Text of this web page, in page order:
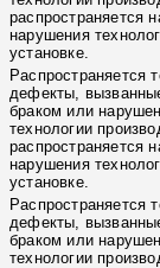
распространяется
нарушения
установке.
Распространяется
дефекты,
браком или
технологии
распространяется
нарушения
установке.
Распространяется
дефекты,
браком или
технологии